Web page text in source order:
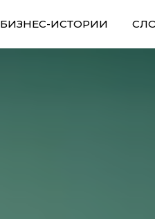
БИЗНЕС-ИСТОРИИ